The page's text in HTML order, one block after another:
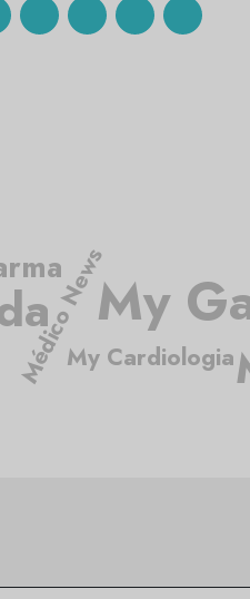
Médico NewsMy Cardiologia
My